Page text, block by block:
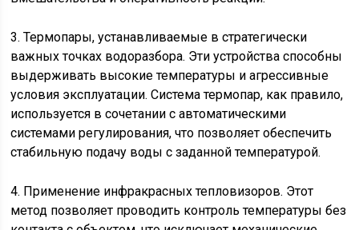
3. Термопары, устанавливаемые в стратегически
важных точках водоразбора. Эти устройства способны
выдерживать высокие температуры и агрессивные
условия эксплуатации. Система термопар, как правило,
используется в сочетании с автоматическими
системами регулирования, что позволяет обеспечить
стабильную подачу воды с заданной температурой.
4. Применение инфракрасных тепловизоров. Этот
метод позволяет проводить контроль температуры без